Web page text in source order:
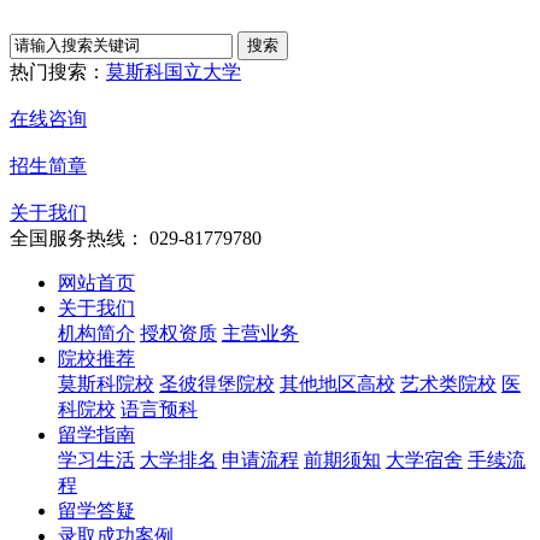
热门搜索： 莫斯科国立大学
在线咨询
招生简章
关于我们
全国服务热线： 029-81779780
网站首页
关于我们
机构简介 授权资质 主营业务
院校推荐
莫斯科院校 圣彼得堡院校 其他地区高校 艺术类院校 医
科院校 语言预科
留学指南
学习生活 大学排名 申请流程 前期须知 大学宿舍 手续流
程
留学答疑
录取成功案例